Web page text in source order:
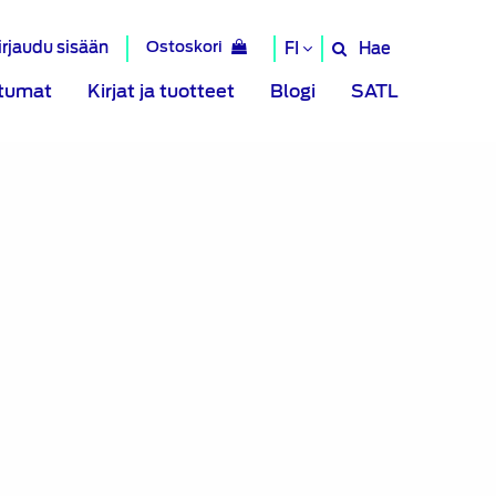
sisään Ostoskori FI
Hae
Hae
Kirjat ja tuotteet Blogi SATL